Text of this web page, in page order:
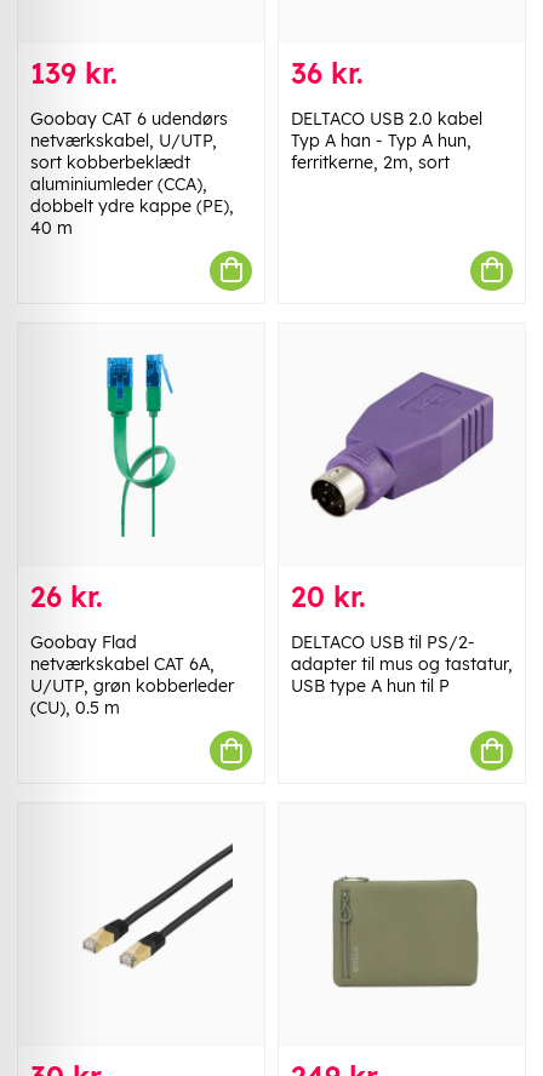
139 kr.
Goobay CAT 6 udendørs
netværkskabel, U/UTP,
sort kobberbeklædt
aluminiumleder (CCA),
dobbelt ydre kappe (PE),
40 m
36 kr.
DELTACO USB 2.0 kabel
Typ A han - Typ A hun,
ferritkerne, 2m, sort
26 kr.
Goobay Flad
netværkskabel CAT 6A,
U/UTP, grøn kobberleder
(CU), 0.5 m
20 kr.
DELTACO USB til PS/2-
adapter til mus og tastatur,
USB type A hun til P